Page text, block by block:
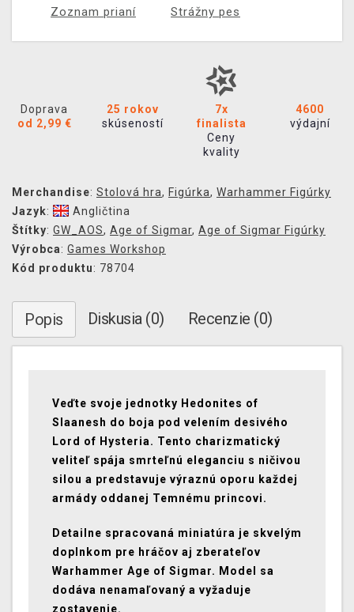
Zoznam prianí Strážny pes
Doprava
od 2,99 €
25 rokov
skúseností
7x
finalista
Ceny
kvality
4600
výdajní
Merchandise: Stolová hra, Figúrka, Warhammer Figúrky
Jazyk:
Angličtina
Štítky: GW_AOS, Age of Sigmar, Age of Sigmar Figúrky
Výrobca: Games Workshop
Kód produktu: 78704
Popis Diskusia (0) Recenzie (0)
Veďte svoje jednotky Hedonites of
Slaanesh do boja pod velením desivého
Lord of Hysteria. Tento charizmatický
veliteľ spája smrteľnú eleganciu s ničivou
silou a predstavuje výraznú oporu každej
armády oddanej Temnému princovi.
Detailne spracovaná miniatúra je skvelým
doplnkom pre hráčov aj zberateľov
Warhammer Age of Sigmar. Model sa
dodáva nenamaľovaný a vyžaduje
zostavenie.